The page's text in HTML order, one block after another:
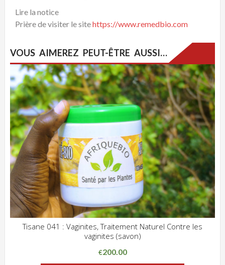
Lire la notice
Prière de visiter le sitehttps://www.remedbio.com
VOUS AIMEREZ PEUT-ÊTRE AUSSI…
Tisane 041 : Vaginites, Traitement Naturel Contre les
vaginites (savon)
€200.00